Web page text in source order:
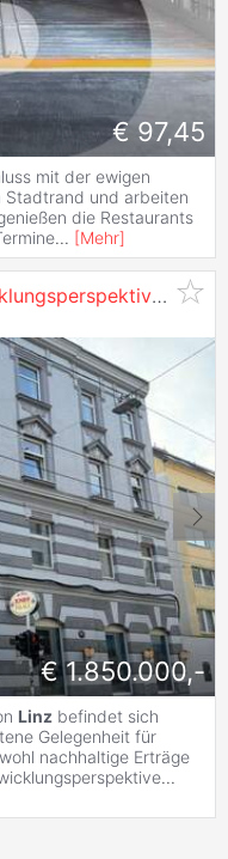
€ 97,45
mit der ewigen
Stadtrand und arbeiten
die Restaurants
... [Mehr]
Zinshaus mit Attraktiver Entwicklungsperspektive in
€ 1.850.000,-
Linz befindet sich
Gelegenheit für
nachhaltige Erträge
...